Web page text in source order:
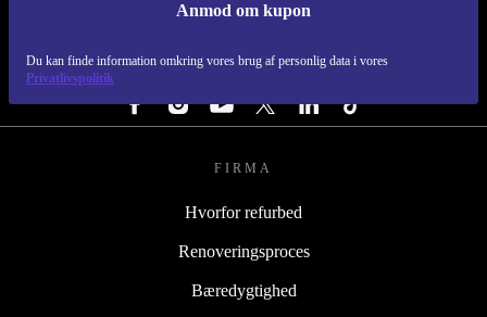
Anmod om kupon
Du kan finde information omkring vores brug af personlig data i vores
Privatlivspolitik
REFURBED DANMARK - RETHINK NEW.
FØLG OS
FIRMA
Hvorfor refurbed
Renoveringsproces
Bæredygtighed